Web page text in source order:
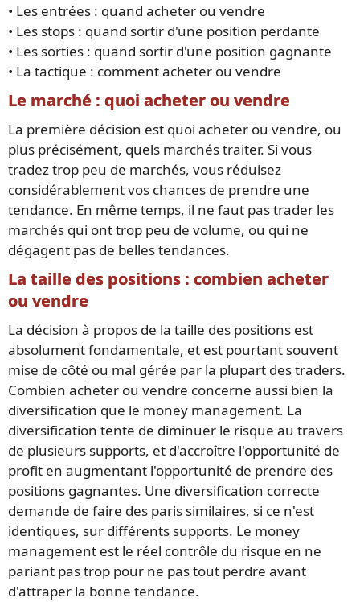
• Les entrées : quand acheter ou vendre
• Les stops : quand sortir d'une position perdante
• Les sorties : quand sortir d'une position gagnante
• La tactique : comment acheter ou vendre
Le marché : quoi acheter ou vendre
La première décision est quoi acheter ou vendre, ou
plus précisément, quels marchés traiter. Si vous
tradez trop peu de marchés, vous réduisez
considérablement vos chances de prendre une
tendance. En même temps, il ne faut pas trader les
marchés qui ont trop peu de volume, ou qui ne
dégagent pas de belles tendances.
La taille des positions : combien acheter
ou vendre
La décision à propos de la taille des positions est
absolument fondamentale, et est pourtant souvent
mise de côté ou mal gérée par la plupart des traders.
Combien acheter ou vendre concerne aussi bien la
diversification que le money management. La
diversification tente de diminuer le risque au travers
de plusieurs supports, et d'accroître l'opportunité de
profit en augmentant l'opportunité de prendre des
positions gagnantes. Une diversification correcte
demande de faire des paris similaires, si ce n'est
identiques, sur différents supports. Le money
management est le réel contrôle du risque en ne
pariant pas trop pour ne pas tout perdre avant
d'attraper la bonne tendance.